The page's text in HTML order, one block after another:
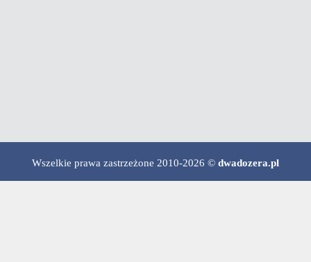
Wszelkie prawa zastrzeżone 2010-2026 © dwadozera.pl